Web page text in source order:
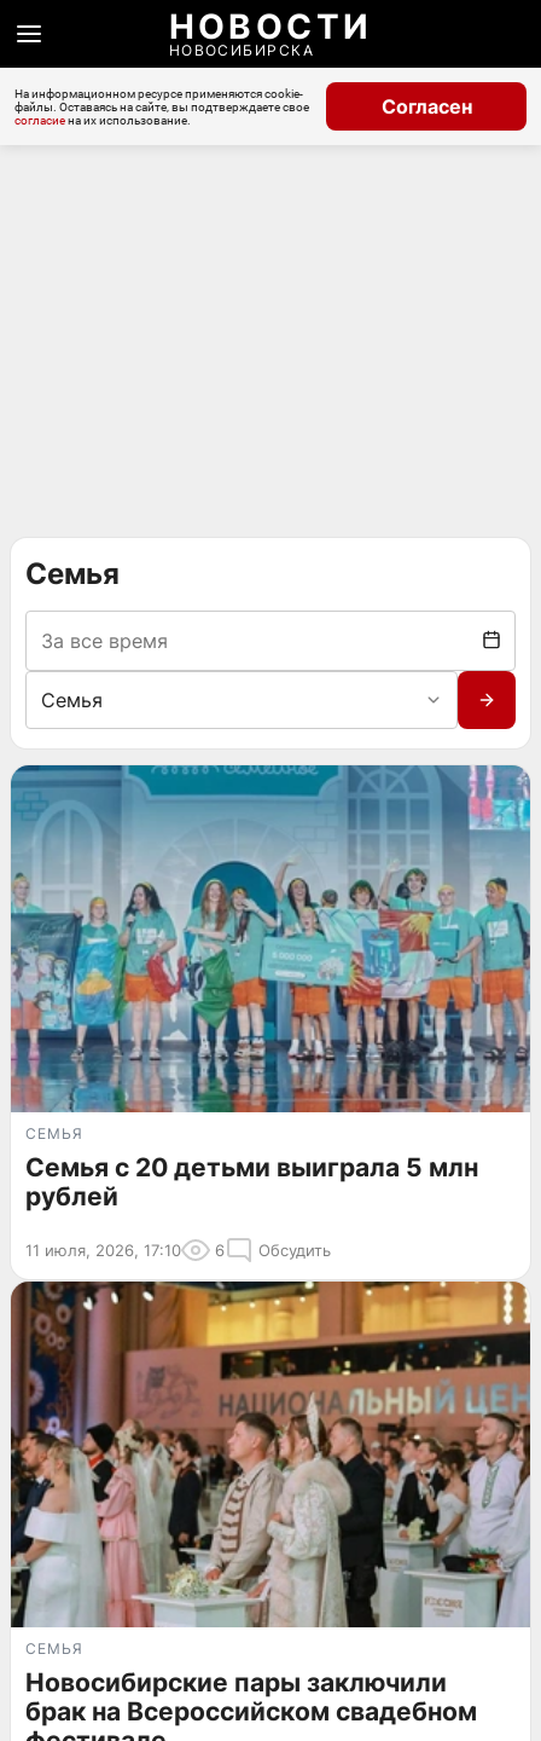
НОВОСТИ
НОВОСИБИРСКА
На информационном ресурсе применяются cookie-
файлы. Оставаясь на сайте, вы подтверждаете свое
согласиена их использование.
Согласен
Семья
СЕМЬЯ
Семья с 20 детьми выиграла 5 млн
рублей
11 июля, 2026, 17:10 6 Обсудить
СЕМЬЯ
Новосибирские пары заключили
брак на Всероссийском свадебном